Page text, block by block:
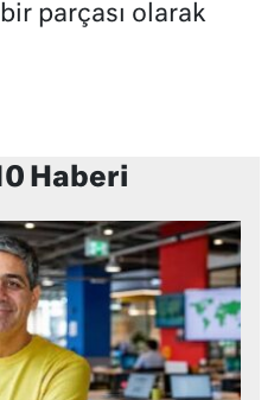
parçası olarak
Haberi